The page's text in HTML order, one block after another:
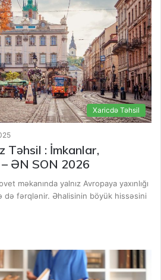
Xaricdə Təhsil
Təhsil : İmkanlar,
ƏN SON 2026
məkanında yalnız Avropaya yaxınlığı
də fərqlənir. Əhalisinin böyük hissəsini